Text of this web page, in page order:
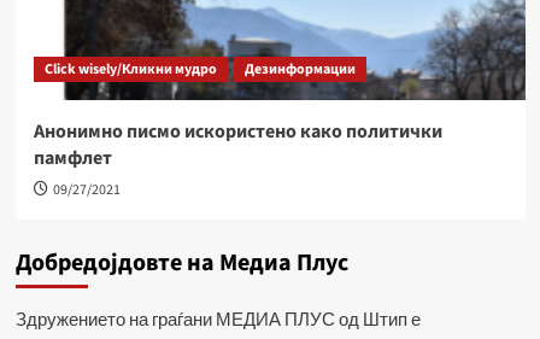
Click wisely/Кликни мудро Дезинформации
Анонимно писмо искористено како политички
памфлет
09/27/2021
Добредојдовте на Медиа Плус
Здружението на граѓани МЕДИА ПЛУС од Штип е